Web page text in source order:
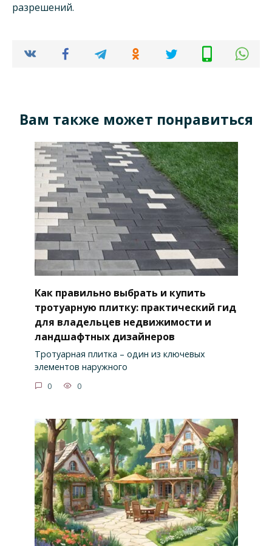
разрешений.
Вам также может понравиться
Как правильно выбрать и купить
тротуарную плитку: практический гид
для владельцев недвижимости и
ландшафтных дизайнеров
Тротуарная плитка – один из ключевых
элементов наружного
0 0